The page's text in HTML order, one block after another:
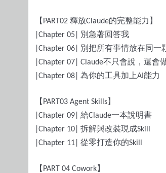
【 PART02 釋放Claude的完整能力】
|Chapter 05| 別急著回答我
|Chapter 06| 別把所有事情放在同一
|Chapter 07| Claude不只會說，還會
|Chapter 08| 為你的工具加上AI 能力
【 PART03 Agent Skills】
|Chapter 09| 給Claude一本說明書
|Chapter 10| 拆解與改裝現成Skill
|Chapter 11| 從零打造你的Skill
【 PART 04 Cowork】